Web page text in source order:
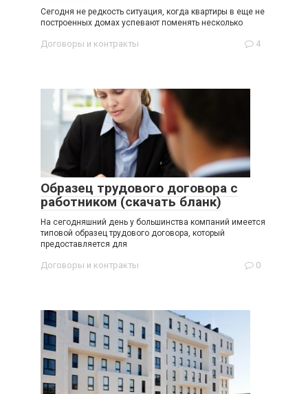
Сегодня не редкость ситуация, когда квартиры в еще не
построенных домах успевают поменять несколько
Договоры и контракты 4
Образец трудового договора с
работником (скачать бланк)
На сегодняшний день у большинства компаний имеется
типовой образец трудового договора, который
предоставляется для
Договоры и контракты 0